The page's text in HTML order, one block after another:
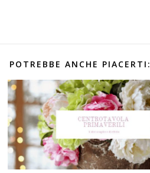
POTREBBE ANCHE PIACERTI: